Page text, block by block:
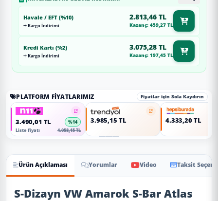
Havale / EFT (%10)
Kargo İndirimi
2.813,46 TL
Kazanç: 459,27 TL
Kredi Kartı (%2)
Kargo İndirimi
3.075,28 TL
Kazanç: 197,45 TL
PLATFORM FIYATLARIMIZ Fiyatlar için Sola Kaydırın
3.490,01 TL
%14
Liste fiyatı
4.058,15 TL
3.985,15 TL 4.333,20 TL
Ürün Açıklaması Yorumlar Video Taksit
Ürün Açıklaması
S-Dizayn VW Amarok S-Bar Atlas